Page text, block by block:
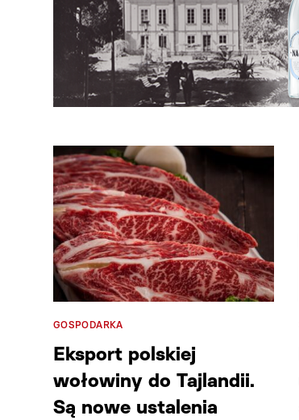
GOSPODARKA
Eksport polskiej
wołowiny do Tajlandii.
Są nowe ustalenia